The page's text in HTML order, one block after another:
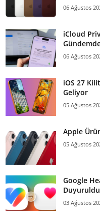
06 Ağustos
iCloud
06 Ağustos
iOS 27
Geliyor
05 Ağustos
Apple
05 Ağustos
Google
Duyuruldu
03 Ağustos